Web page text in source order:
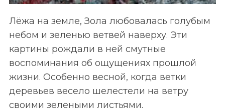
Лёжа на земле, Зола любовалась голубым
небом и зеленью ветвей наверху. Эти
картины рождали в ней смутные
воспоминания об ощущениях прошлой
жизни. Особенно весной, когда ветки
деревьев весело шелестели на ветру
своими зелеными листьями.